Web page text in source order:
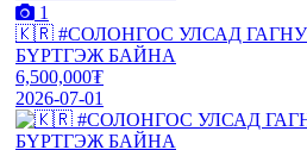
1
🇰🇷 #СОЛОНГОС УЛСАД
БҮРТГЭЖ БАЙНА
6,500,000₮
2026-07-01